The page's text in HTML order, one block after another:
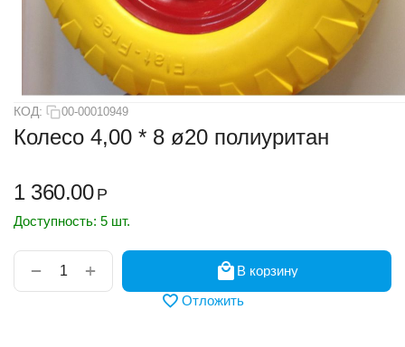
КОД: 00-00010949
Колесо 4,00 * 8 ø20 полиуритан
1 360.00 Р
Доступность: 5 шт.
+
−
В корзину
Отложить